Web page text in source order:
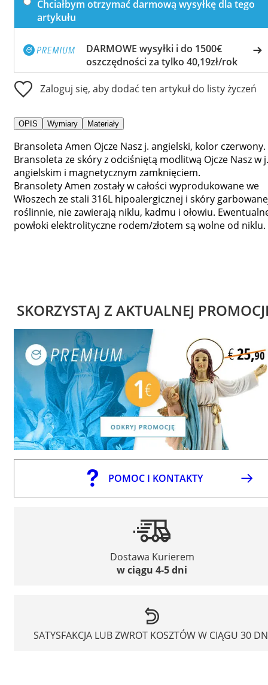
Chciałbym otrzymać darmową wysyłkę dla tego
artykułu
DARMOWE wysyłki i do 1500€
oszczędności za tylko 40,19zł/rok
Zaloguj się, aby dodać ten artykuł do listy życzeń
OPIS Wymiary Materiały
Bransoleta Amen Ojcze Nasz j. angielski, kolor czerwony.
Bransoleta ze skóry z odciśniętą modlitwą Ojcze Nasz w j.
angielskim i magnetycznym zamknięciem.
Bransolety Amen zostały w całości wyprodukowane we
Włoszech ze stali 316L hipoalergicznej i skóry
roślinnie, nie zawierają niklu, kadmu i ołowiu.
powłoki elektrolityczne rodem/złotem są wolne od niklu.
SKORZYSTAJ Z AKTUALNEJ
POMOC I KONTAKTY
Dostawa Kurierem
w ciągu 4-5 dni
SATYSFAKCJA LUB ZWROT KOSZTÓW W CIĄGU 30